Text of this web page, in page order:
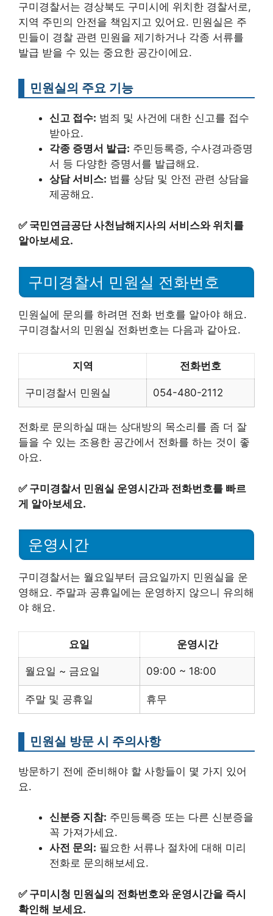
구미경찰서는 경상북도 구미시에 위치한 경찰서로,
지역 주민의 안전을 책임지고 있어요. 민원실은 주
민들이 경찰 관련 민원을 제기하거나 각종 서류를
발급 받을 수 있는 중요한 공간이에요.
민원실의 주요 기능
신고 접수: 범죄 및 사건에 대한 신고를 접수
받아요.
각종 증명서 발급: 주민등록증, 수사경과증명
서 등 다양한 증명서를 발급해요.
상담 서비스: 법률 상담 및 안전 관련 상담을
제공해요.
✅ 국민연금공단 사천남해지사의 서비스와 위치를
알아보세요.
구미경찰서 민원실 전화번호
민원실에 문의를 하려면 전화 번호를 알아야 해요.
구미경찰서의 민원실 전화번호는 다음과 같아요.
지역 전화번호
구미경찰서 민원실 054-480-2112
전화로 문의하실 때는 상대방의 목소리를 좀 더 잘
들을 수 있는 조용한 공간에서 전화를 하는 것이 좋
아요.
✅ 구미경찰서 민원실 운영시간과 전화번호를 빠르
게 알아보세요.
운영시간
구미경찰서는 월요일부터 금요일까지 민원실을 운
영해요. 주말과 공휴일에는 운영하지 않으니 유의해
야 해요.
요일 운영시간
월요일 ~ 금요일 09:00 ~ 18:00
주말 및 공휴일 휴무
민원실 방문 시 주의사항
방문하기 전에 준비해야 할 사항들이 몇 가지 있어
요.
신분증 지참: 주민등록증 또는 다른 신분증을
꼭 가져가세요.
사전 문의: 필요한 서류나 절차에 대해 미리
전화로 문의해보세요.
✅ 구미시청 민원실의 전화번호와 운영시간을 즉시
확인해 보세요.